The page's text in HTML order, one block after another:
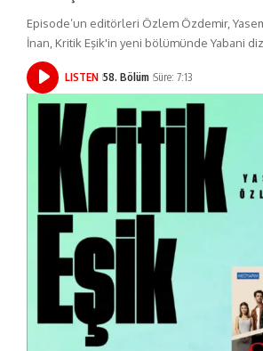
Episode’un editörleri Özlem Özdemir,
İnan, Kritik Eşik'in yeni bölümünde Yabani
LISTEN 58. Bölüm Süre: 7:13